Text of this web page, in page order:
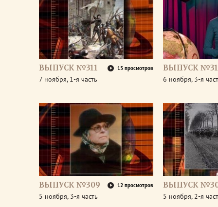
ВЫПУСК №311 15 просмотров
7 ноября, 1-я часть
ВЫПУСК
6 ноября, 3-я
ВЫПУСК №309 12 просмотров
5 ноября, 3-я часть
ВЫПУСК
5 ноября, 2-я